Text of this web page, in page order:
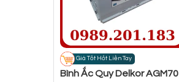
Giá Tốt Hốt Liền Tay
Bình Ắc Quy Delkor AGM70